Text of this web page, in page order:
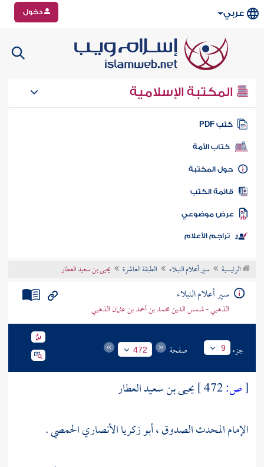
عربي دخول
المكتبة الإسلامية
كتب PDF
كتاب الأمة
المكتبة
الكتب
موضوعي
تراجم الأعلام
الرئيسية سير أعلام النبلاء الطبقة العاشرة يحيى بن سعيد العطار
سير أعلام النبلاء
الذهبي - شمس الدين محمد بن أحمد بن عثمان الذهبي
جزء 9 صفحة 472
[ص:
يحيى بن سعيد العطار
الإمام المحدث الصدوق ، أبو زكريا الأنصاري الحمصي .